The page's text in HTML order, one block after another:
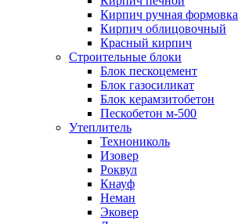
Кирпич ручная формовка
Кирпич облицовочный
Красный кирпич
Строительные блоки
Блок пескоцемент
Блок газосиликат
Блок керамзитобетон
Пескобетон м-500
Утеплитель
Технониколь
Изовер
Роквул
Кнауф
Неман
Эковер